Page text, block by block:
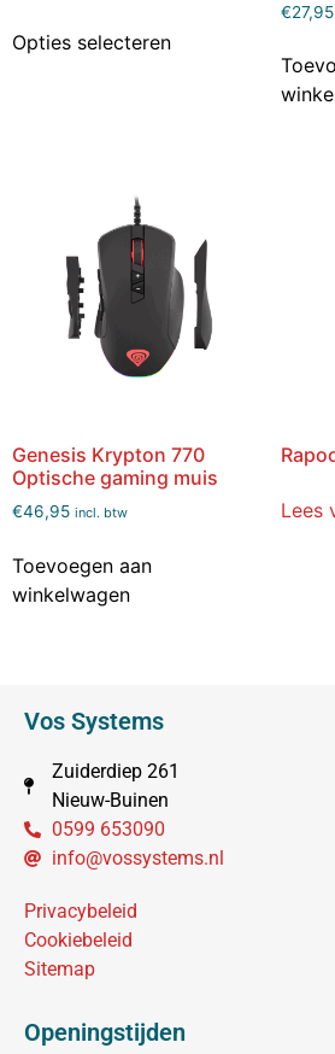
Opties selecteren
€27,95
Genesis Krypton 770
Optische gaming muis
€46,95 incl. btw
Toevoegen aan
winkelwagen
Lees
Vos Systems
Zuiderdiep 261
Nieuw-Buinen
0599 653090
info@vossystems.nl
Privacybeleid
Cookiebeleid
Sitemap
Openingstijden